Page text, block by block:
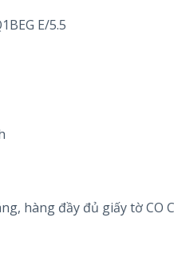
E/5.5
hàng đầy đủ giấy tờ CO